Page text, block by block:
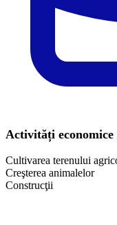
Activități economice
Cultivarea terenului
Creşterea animalelor
Construcţii